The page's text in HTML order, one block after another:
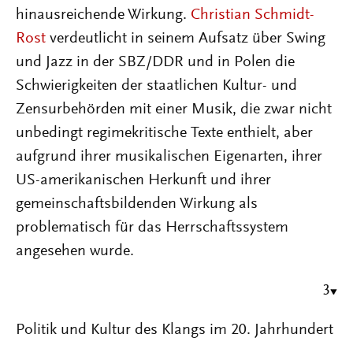
hinausreichende Wirkung. Christian Schmidt-
Rost verdeutlicht in seinem Aufsatz über Swing
und Jazz in der SBZ/DDR und in Polen die
Schwierigkeiten der staatlichen Kultur- und
Zensurbehörden mit einer Musik, die zwar nicht
unbedingt regimekritische Texte enthielt, aber
aufgrund ihrer musikalischen Eigenarten, ihrer
US-amerikanischen Herkunft und ihrer
gemeinschaftsbildenden Wirkung als
problematisch für das Herrschaftssystem
angesehen wurde.
3
Politik und Kultur des Klangs im 20. Jahrhundert